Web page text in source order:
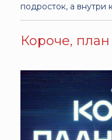
подросток, а внутри
Короче, план